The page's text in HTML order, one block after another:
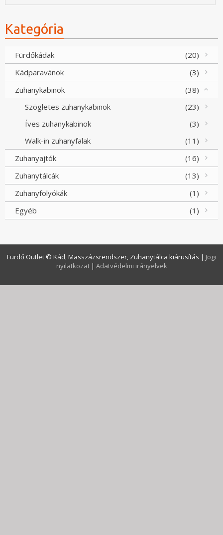
Kategória
Fürdőkádak
(20)
Kádparavánok
(3)
Zuhanykabinok
(38)
Szögletes zuhanykabinok
(23)
Íves zuhanykabinok
(3)
Walk-in zuhanyfalak
(11)
Zuhanyajtók
(16)
Zuhanytálcák
(13)
Zuhanyfolyókák
(1)
Egyéb
(1)
Fürdő Outlet © Kád, Masszázsrendszer, Zuhanytálca kiárusítás | Jogi
nyilatkozat | Adatvédelmi irányelvek